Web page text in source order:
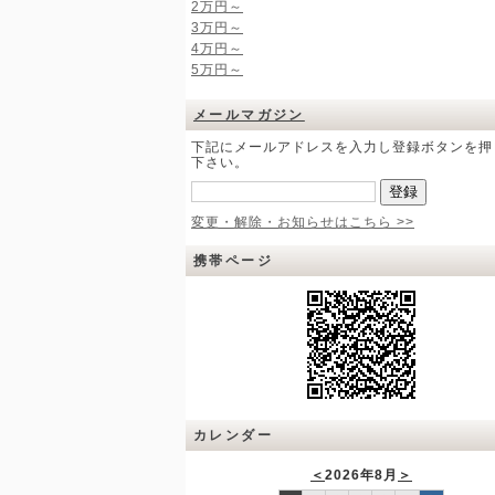
2万円～
3万円～
4万円～
5万円～
メールマガジン
下記にメールアドレスを入力し登録ボタンを
下さい。
変更・解除・お知らせはこちら >>
携帯ページ
カレンダー
＜ 2026年8月 ＞